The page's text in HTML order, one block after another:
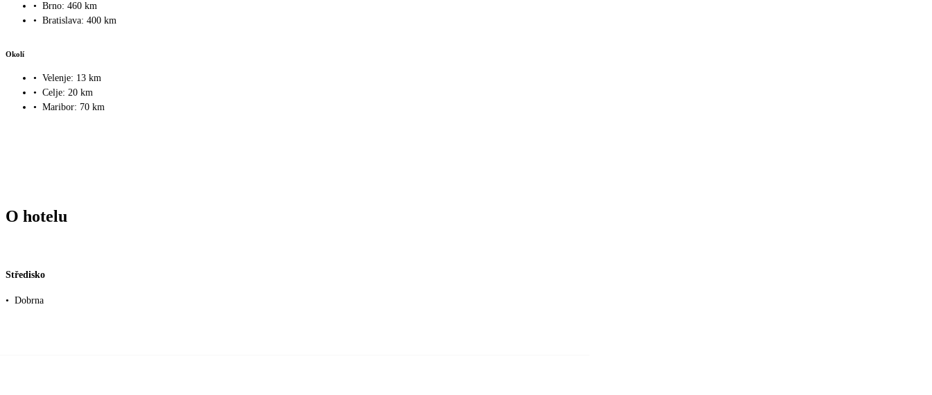
• Brno: 460 km
• Bratislava: 400 km
Okolí
• Velenje: 13 km
• Celje: 20 km
• Maribor: 70 km
O hotelu
Středisko
• Dobrna